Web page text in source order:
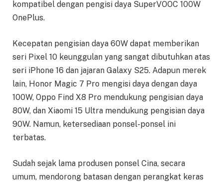
kompatibel dengan pengisi daya SuperVOOC 100W
OnePlus.
Kecepatan pengisian daya 60W dapat memberikan
seri Pixel 10 keunggulan yang sangat dibutuhkan atas
seri iPhone 16 dan jajaran Galaxy S25. Adapun merek
lain, Honor Magic 7 Pro mengisi daya dengan daya
100W, Oppo Find X8 Pro mendukung pengisian daya
80W, dan Xiaomi 15 Ultra mendukung pengisian daya
90W. Namun, ketersediaan ponsel-ponsel ini
terbatas.
Sudah sejak lama produsen ponsel Cina, secara
umum, mendorong batasan dengan perangkat keras